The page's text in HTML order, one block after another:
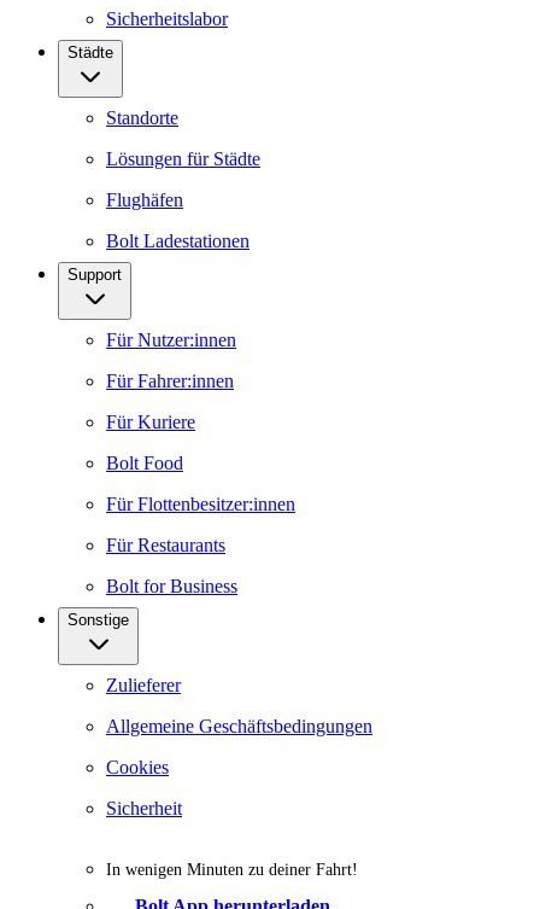
Sicherheitslabor
Städte
Standorte
Lösungen für Städte
Flughäfen
Bolt Ladestationen
Support
Für Nutzer:innen
Für Fahrer:innen
Für Kuriere
Bolt Food
Für Flottenbesitzer:innen
Für Restaurants
Bolt for Business
Sonstige
Zulieferer
Allgemeine Geschäftsbedingungen
Cookies
Sicherheit
In wenigen Minuten zu deiner Fahrt!